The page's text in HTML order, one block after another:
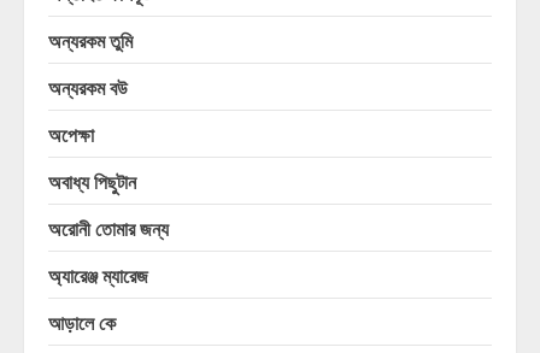
অন্যরকম তুমি
অন্যরকম বউ
অপেক্ষা
অবাধ্য পিছুটান
অরোনী তোমার জন্য
অ্যারেঞ্জ ম্যারেজ
আড়ালে কে